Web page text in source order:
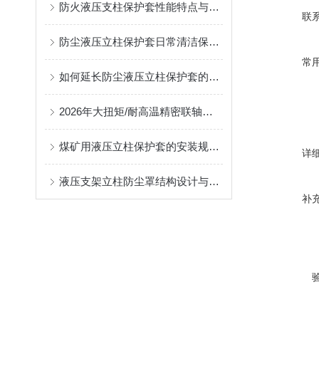
防火液压支柱保护套性能特点与阻燃防护应用
防尘液压立柱保护套日常清洁保养与更换规范
如何延长防尘液压立柱保护套的使用寿命？
2026年大扭矩/耐高温精密联轴器定制找哪家？能实现精准定制的优质厂家盘点
煤矿用液压立柱保护套的安装规范与使用寿命提升方案
液压支架立柱防尘罩结构设计与密封防护原理
联
常
详
补